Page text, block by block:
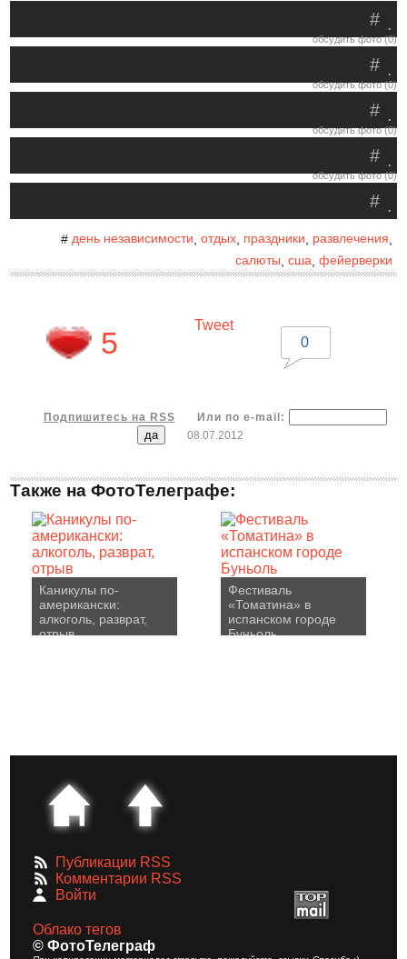
.
#
обсудить фото (0)
.
#
обсудить фото (0)
.
#
обсудить фото (0)
.
#
обсудить фото (0)
.
#
# день независимости отдых, праздники развлечения
салюты сша, фейерверки
5
Tweet
0
Подпишитесь на RSS
Или по e-mail:
08.07.2012
Также на ФотоТелеграфе:
Каникулы по-
американски:
алкоголь, разврат,
отрыв
Фестиваль
«Томатина» в
испанском городе
Буньоль
Публикации RSS
Комментарии RSS
Войти
Облако тегов
© ФотоТелеграф